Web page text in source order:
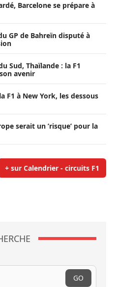
Barcelone se prépare à
GP de Bahreïn disputé à
Sud, Thaïlande : la F1
avenir
F1 à New York, les dessous
serait un ’risque’ pour la
+ sur Calendrier - circuits F1
GO